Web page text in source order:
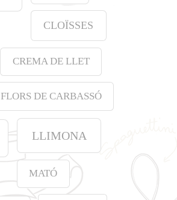
CLOÏSSES
CREMA DE LLET
FLORS DE CARBASSÓ
LLIMONA
MATÓ